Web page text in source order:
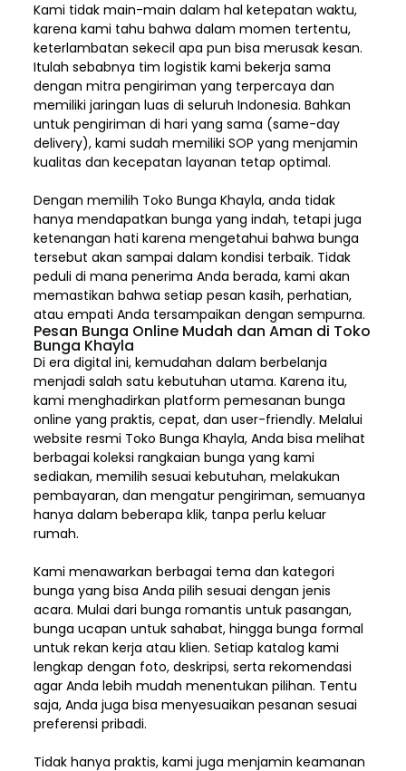
Kami tidak main-main dalam hal ketepatan waktu,
karena kami tahu bahwa dalam momen tertentu,
keterlambatan sekecil apa pun bisa merusak kesan.
Itulah sebabnya tim logistik kami bekerja sama
dengan mitra pengiriman yang terpercaya dan
memiliki jaringan luas di seluruh Indonesia. Bahkan
untuk pengiriman di hari yang sama (same-day
delivery), kami sudah memiliki SOP yang menjamin
kualitas dan kecepatan layanan tetap optimal.
Dengan memilih Toko Bunga Khayla, anda tidak
hanya mendapatkan bunga yang indah, tetapi juga
ketenangan hati karena mengetahui bahwa bunga
tersebut akan sampai dalam kondisi terbaik. Tidak
peduli di mana penerima Anda berada, kami akan
memastikan bahwa setiap pesan kasih, perhatian,
atau empati Anda tersampaikan dengan sempurna.
Pesan Bunga Online Mudah dan Aman di Toko
Bunga Khayla
Di era digital ini, kemudahan dalam berbelanja
menjadi salah satu kebutuhan utama. Karena itu,
kami menghadirkan platform pemesanan bunga
online yang praktis, cepat, dan user-friendly. Melalui
website resmi Toko Bunga Khayla, Anda bisa melihat
berbagai koleksi rangkaian bunga yang kami
sediakan, memilih sesuai kebutuhan, melakukan
pembayaran, dan mengatur pengiriman,semuanya
hanya dalam beberapa klik, tanpa perlu keluar
rumah.
Kami menawarkan berbagai tema dan kategori
bunga yang bisa Anda pilih sesuai dengan jenis
acara. Mulai dari bunga romantis untuk pasangan,
bunga ucapan untuk sahabat, hingga bunga formal
untuk rekan kerja atau klien. Setiap katalog kami
lengkap dengan foto, deskripsi, serta rekomendasi
agar Anda lebih mudah menentukan pilihan. Tentu
saja, Anda juga bisa menyesuaikan pesanan sesuai
preferensi pribadi.
Tidak hanya praktis, kami juga menjamin keamanan